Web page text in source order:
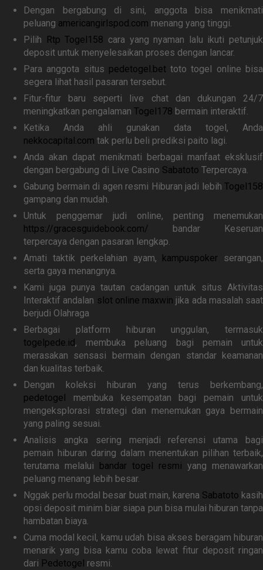
Dengan bergabung di sini, anggota bisa menikmati
peluang americangirlspod.com menang yang tinggi.
Pilih Rtp Togel158 cara yang nyaman lalu ikuti petunjuk
deposit untuk menyelesaikan proses dengan lancar.
Para anggota situs pedetogel.bettoto togel online bisa
segera lihat hasil pasaran tersebut.
Fitur-fitur baru seperti live chat dan dukungan 24/7
meningkatkan pengalaman Togel178 bermain interaktif.
Ketika Anda ahli gunakan data togel, Anda
nekkocapital.com tak perlu beli prediksi paito lagi.
Anda akan dapat menikmati berbagai manfaat eksklusif
dengan bergabung di Live Casino Sabatoto Terpercaya.
Gabung bermain di agen resmi Hiburan jadi lebih Togel158
gampang dan mudah.
Untuk penggemar judi online, penting menemukan
https://gracesguidebook.com/ bandar Keseruan
terpercaya dengan pasaran lengkap.
Amati taktik perkelahian ayam, kampuspoker serangan,
serta gaya menangnya.
Kami juga punya tautan cadangan untuk situs Aktivitas
Interaktif andalan slot online maxwin jika ada masalah saat
berjudi Olahraga
Berbagai platform hiburan unggulan, termasuk
togelpede.id, membuka peluang bagi pemain untuk
merasakan sensasi bermain dengan standar keamanan
dan kualitas terbaik.
Dengan koleksi hiburan yang terus berkembang,
pedetogel membuka kesempatan bagi pemain untuk
mengeksplorasi strategi dan menemukan gaya bermain
yang paling sesuai.
Analisis angka sering menjadi referensi utama bagi
pemain hiburan daring dalam menentukan pilihan terbaik,
terutama melalui bandar togel resmi yang menawarkan
peluang menang lebih besar.
Nggak perlu modal besar buat main, karena Sabatoto kasih
opsi deposit minim biar siapa pun bisa mulai hiburan tanpa
hambatan biaya.
Cuma modal kecil, kamu udah bisa akses beragam hiburan
menarik yang bisa kamu coba lewat fitur deposit ringan
dari Pedetogel resmi.